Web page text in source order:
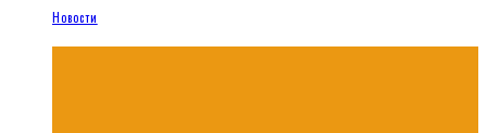
Новости